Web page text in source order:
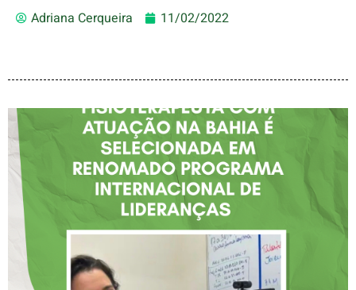
Adriana Cerqueira 11/02/2022
FISIOTERAPEUTA COM
ATUAÇÃO NA BAHIA É
SELECIONADA EM
RENOMADO PROGRAMA
INTERNACIONAL DE